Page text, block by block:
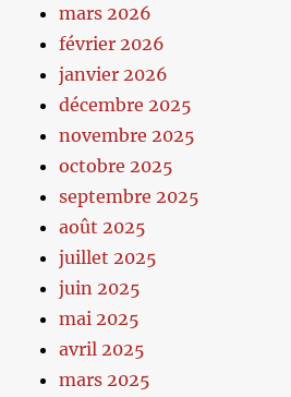
mars 2026
février 2026
janvier 2026
décembre 2025
novembre 2025
octobre 2025
septembre 2025
août 2025
juillet 2025
juin 2025
mai 2025
avril 2025
mars 2025